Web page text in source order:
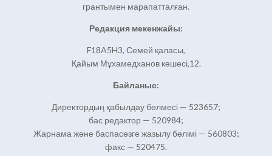
грантымен марапатталған.
Редакция мекенжайы:
F18A5H3, Семей қаласы,
Қайым Мұхамедханов көшесі,12.
Байланыс:
Директордың қабылдау бөлмесі — 523657;
бас редактор — 520984;
Жарнама және баспасөзге жазылу бөлімі — 560803;
факс — 520475.